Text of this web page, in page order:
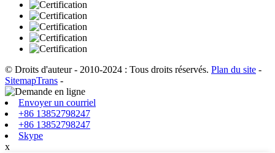
© Droits d'auteur - 2010-2024 : Tous droits réservés. Plan du site -
SitemapTrans -
Envoyer un courriel
+86 13852798247
+86 13852798247
Skype
x